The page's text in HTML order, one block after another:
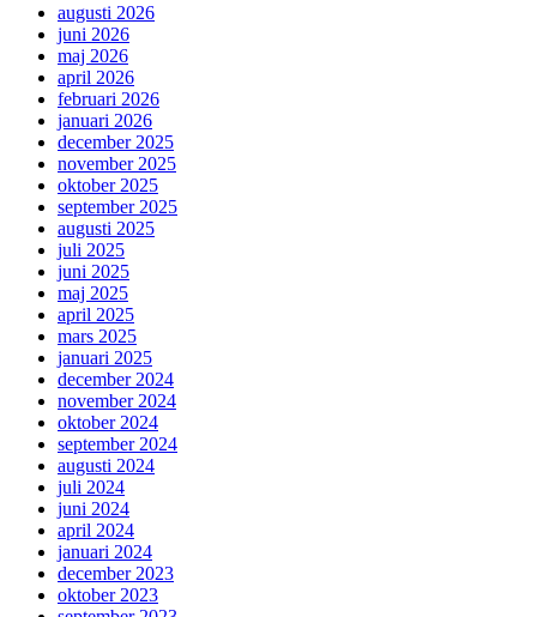
augusti 2026
juni 2026
maj 2026
april 2026
februari 2026
januari 2026
december 2025
november 2025
oktober 2025
september 2025
augusti 2025
juli 2025
juni 2025
maj 2025
april 2025
mars 2025
januari 2025
december 2024
november 2024
oktober 2024
september 2024
augusti 2024
juli 2024
juni 2024
april 2024
januari 2024
december 2023
oktober 2023